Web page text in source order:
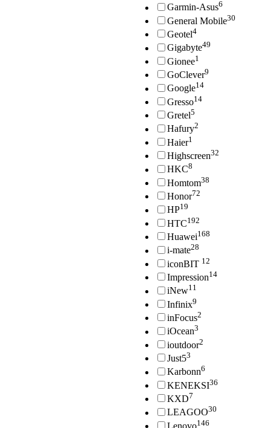
Garmin-Asus6
General Mobile30
Geotel4
Gigabyte49
Gionee1
GoClever9
Google14
Gresso14
Gretel5
Hafury2
Haier1
Highscreen32
HKC8
Homtom38
Honor72
HP19
HTC192
Huawei168
i-mate28
iconBIT 12
Impression14
iNew11
Infinix9
inFocus2
iOcean3
ioutdoor2
Just53
Karbonn6
KENEKSI36
KXD7
LEAGOO30
Lenovo146